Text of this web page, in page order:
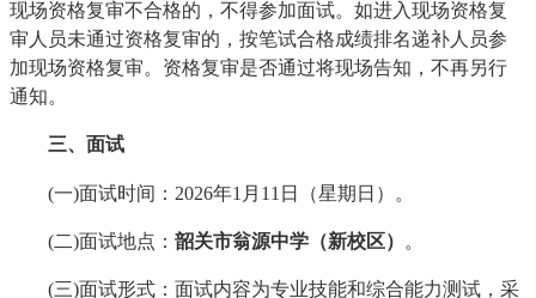
现场资格复审不合格的，不得参加面试。如进入现场资格复
审人员未通过资格复审的，按笔试合格成绩排名递补人员参
加现场资格复审。资格复审是否通过将现场告知，不再另行
通知。
三、面试
(一)面试时间：2026年1月11日（星期日）。
(二)面试地点：韶关市翁源中学 （新校区） 。
(三)面试形式：面试内容为专业技能和综合能力测试，采